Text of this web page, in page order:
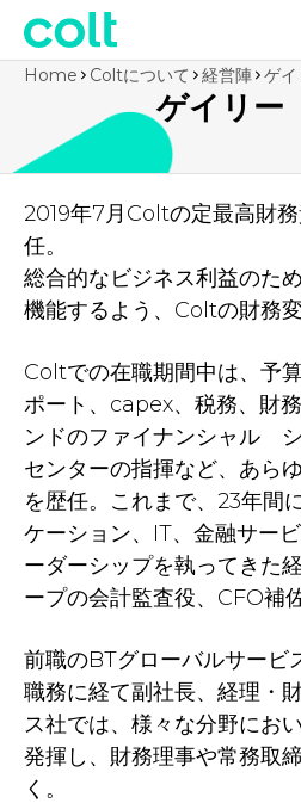
ゲイリ
Home Coltについて 経営陣 ゲ
2019年7月Coltの定最高財
任。
総合的なビジネス利益のた
機能するよう、Coltの財務
Coltでの在職期間中は、予
ポート、capex、税務、財
ンドのファイナンシャル
センターの指揮など、あら
を歴任。これまで、23年間
ケーション、IT、金融サー
ーダーシップを執ってきた
ープの会計監査役、CFO補
前職のBTグローバルサービ
職務に経て副社長、経理・
ス社では、様々な分野にお
発揮し、財務理事や常務取
く。